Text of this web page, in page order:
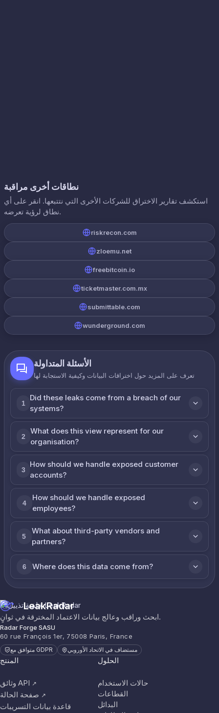
نطاقات أخرى مراقبة
استكشف تقارير الاختراق للشركات الأخرى التي نتتبعها. انقر على أي
نطاق لرؤية تعرضه.
riskrecon.com
zloemu.net
freebitcoin.io
ticketmaster.com.mx
submittable.com
wunderground.com
الأسئلة المتداولة
تعرف على المزيد حول اختراقات البيانات وكيفية الاستجابة لها
1
Did these leaks come from a breach of our
systems?
2
What does this view represent for our
organisation?
3
How should we handle exposed customer
accounts?
4
How should we handle exposed
employees?
5
What about third-party vendors and
partners?
6 Where does this data come from?
LeakRadar
ابحث وراقب وعالج بيانات الاعتماد المخترقة في ثوانٍ.
Radar Forge SASU
60 rue François 1er, 75008 Paris, France
متوافق مع GDPR مستضاف في الاتحاد الأوروبي
المنتج
وثائق API ↗
صفحة الحالة ↗
قاعدة بيانات التسريبات
الحلول
حالات الاستخدام
القطاعات
البدائل